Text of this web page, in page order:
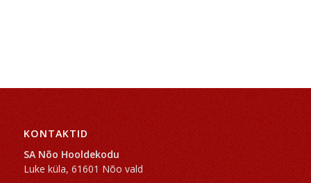
KONTAKTID
SA Nõo Hooldekodu
Luke küla, 61601 Nõo vald